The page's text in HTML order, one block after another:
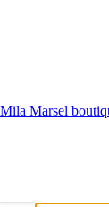
Mila Marsel